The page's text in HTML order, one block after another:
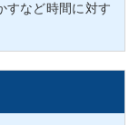
すなど時間に対す